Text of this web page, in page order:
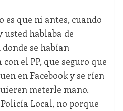
es que ni antes, cuando
usted hablaba de
donde se habían
el PP, que seguro que
en Facebook y se ríen
meterle mano.
Local, no porque